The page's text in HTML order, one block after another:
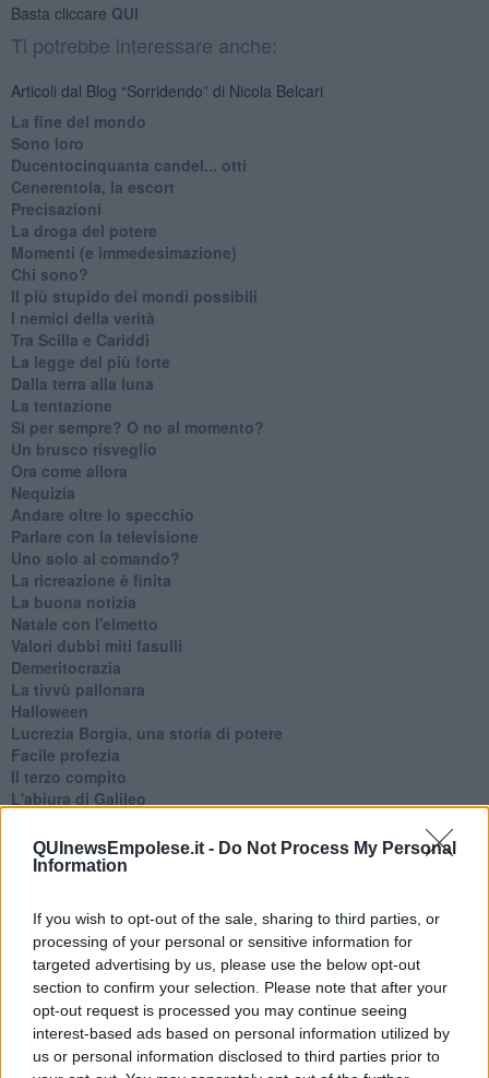
QUInewsEmpolese.it - Do Not Process My Personal
Information
If you wish to opt-out of the sale, sharing to third parties, or
processing of your personal or sensitive information for
targeted advertising by us, please use the below opt-out
section to confirm your selection. Please note that after your
opt-out request is processed you may continue seeing
interest-based ads based on personal information utilized by
us or personal information disclosed to third parties prior to
Basta cliccare QUI
Ti potrebbe interessare anche:
Articoli dal Blog “Sorridendo” di Nicola Belcari
La fine del mondo
Sono loro
Ducentocinquanta candel... otti
Cenerentola, la escort
Precisazioni
La droga del potere
Momenti (e immedesimazione)
Chi sono?
Il più stupido dei mondi possibili
I nemici della verità
Tra Scilla e Cariddi
La legge del più forte
Dalla terra alla luna
La tentazione
​Sì per sempre? O no al momento?
Un brusco risveglio
Ora come allora
Nequizia
Andare oltre lo specchio
Parlare con la televisione
Uno solo al comando?
La ricreazione è finita
La buona notizia
Natale con l'elmetto
Valori dubbi miti fasulli
Demeritocrazia
La tivvù pallonara
Halloween
​Lucrezia Borgia, una storia di potere
Facile profezia
Il terzo compito
L'abiura di Galileo
La guerricciola delle due rose
La truffa all'anziano
Diseducazione televisiva e inerzia della politica
Foto storica
Esequie solenni
Nostalgia del sangue blu
Teste calde
Non avere e non essere
Armiamoci e... avviatevi